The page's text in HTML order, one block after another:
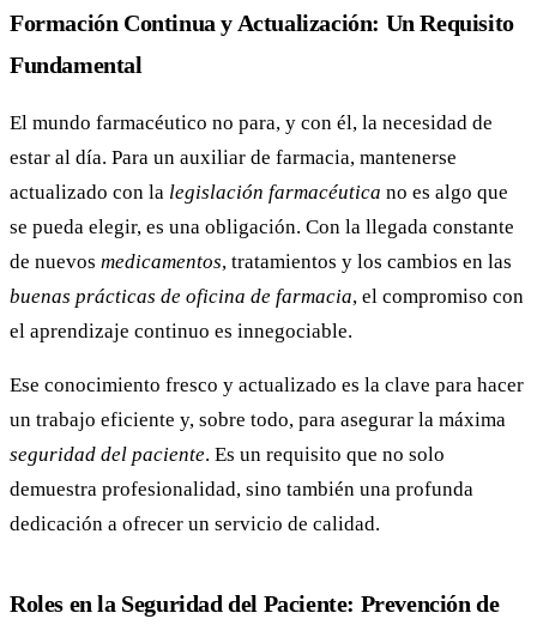
Formación Continua y Actualización: Un Requisito
Fundamental
El mundo farmacéutico no para, y con él, la necesidad de
estar al día. Para un auxiliar de farmacia, mantenerse
actualizado con la legislación farmacéutica no es algo que
se pueda elegir, es una obligación. Con la llegada constante
de nuevos medicamentos, tratamientos y los cambios en las
buenas prácticas de oficina de farmacia, el compromiso con
el aprendizaje continuo es innegociable.
Ese conocimiento fresco y actualizado es la clave para hacer
un trabajo eficiente y, sobre todo, para asegurar la máxima
seguridad del paciente. Es un requisito que no solo
demuestra profesionalidad, sino también una profunda
dedicación a ofrecer un servicio de calidad.
Roles en la Seguridad del Paciente: Prevención de